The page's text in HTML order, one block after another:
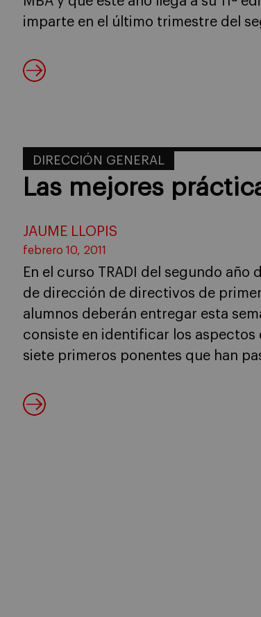
imparte en el último trimestre del
DIRECCIÓN GENERAL
Las mejores
JAUME LLOPIS
febrero 10, 2011
En el curso TRADI del segundo
de dirección de directivos de
alumnos deberán entregar esta
consiste en identificar los aspectos
siete primeros ponentes que han